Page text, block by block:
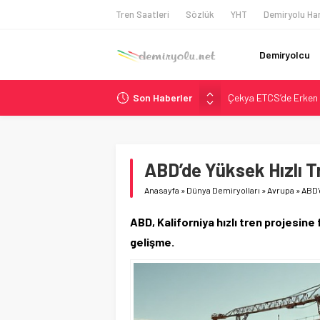
Tren Saatleri Sözlük YHT Demiryolu
Demiryolcu
Son Haberler
Çekya ETCS’de
České dráhy 101
Northern Railway
ABD’de Yüksek
Anasayfa » Dünya Demiryolları »Avrupa »
ABD, Kaliforniya hızlı tren
gelişme.